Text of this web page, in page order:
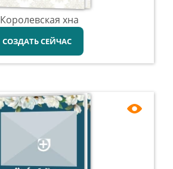
Королевская хна
СОЗДАТЬ СЕЙЧАС